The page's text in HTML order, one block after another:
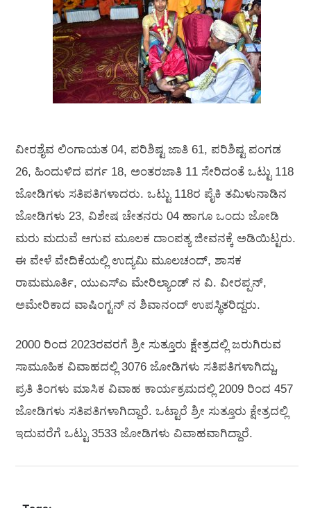
ವೀರಶೈವ ಲಿಂಗಾಯತ 04, ಪರಿಶಿಷ್ಟ ಜಾತಿ 61, ಪರಿಶಿಷ್ಟ ಪಂಗಡ
26, ಹಿಂದುಳಿದ ವರ್ಗ 18, ಅಂತರಜಾತಿ 11 ಸೇರಿದಂತೆ ಒಟ್ಟು 118
ಜೋಡಿಗಳು ಸತಿಪತಿಗಳಾದರು. ಒಟ್ಟು 118ರ ಪೈಕಿ ತಮಿಳುನಾಡಿನ
ಜೋಡಿಗಳು 23, ವಿಶೇಷ ಚೇತನರು 04 ಹಾಗೂ ಒಂದು ಜೋಡಿ
ಮರು ಮದುವೆ ಆಗುವ ಮೂಲಕ ದಾಂಪತ್ಯ ಜೀವನಕ್ಕೆ ಅಡಿಯಿಟ್ಟರು.
ಈ ವೇಳೆ ವೇದಿಕೆಯಲ್ಲಿ ಉದ್ಯಮಿ ಮೂಲಚಂದ್, ಶಾಸಕ
ರಾಮಮೂರ್ತಿ, ಯುಎಸ್‌ಎ ಮೇರಿಲ್ಯಾಂಡ್ ನ ವಿ. ವೀರಪ್ಪನ್‌,
ಅಮೇರಿಕಾದ ವಾಷಿಂಗ್ಟನ್ ನ ಶಿವಾನಂದ್ ಉಪಸ್ಥಿತರಿದ್ದರು.
2000 ರಿಂದ 2023ರವರಗೆ ಶ್ರೀ ಸುತ್ತೂರು ಕ್ಷೇತ್ರದಲ್ಲಿ ಜರುಗಿರುವ
ಸಾಮೂಹಿಕ ವಿವಾಹದಲ್ಲಿ 3076 ಜೋಡಿಗಳು ಸತಿಪತಿಗಳಾಗಿದ್ದು,
ಪ್ರತಿ ತಿಂಗಳು ಮಾಸಿಕ ವಿವಾಹ ಕಾರ್ಯಕ್ರಮದಲ್ಲಿ 2009 ರಿಂದ 457
ಜೋಡಿಗಳು ಸತಿಪತಿಗಳಾಗಿದ್ದಾರೆ. ಒಟ್ಟಾರೆ ಶ್ರೀ ಸುತ್ತೂರು ಕ್ಷೇತ್ರದಲ್ಲಿ
ಇದುವರೆಗೆ ಒಟ್ಟು 3533 ಜೋಡಿಗಳು ವಿವಾಹವಾಗಿದ್ದಾರೆ.